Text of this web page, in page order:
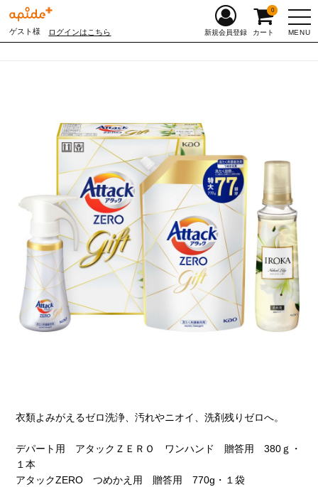
ゲスト様 ログインはこちら MENU
新規会員登録 カート
0
衣類よみがえるゼロ洗浄、汚れやニオイ、洗剤残りゼロへ。
デパート用 アタックＺＥＲＯ ワンハンド 贈答用 380ｇ・
１本
アタックZERO つめかえ用 贈答用 770g・１袋